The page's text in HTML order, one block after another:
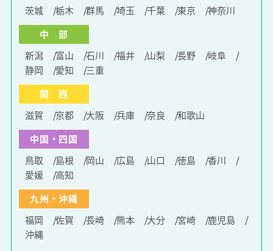
茨城
栃木 群馬 埼玉 千葉 東京
神奈川
中 部
新潟
富山 石川 福井 山梨 長野
岐阜
静岡
愛知
三重
関 西
滋賀
京都 大阪 兵庫 奈良
和歌山
中国・四国
鳥取
島根 岡山 広島 山口 徳島
香川
愛媛
高知
九州・沖縄
福岡
佐賀 長崎 熊本 大分 宮崎
鹿児島
沖縄